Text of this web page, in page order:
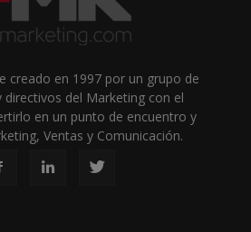
creado en 1997 por un grupo de
directivos del Marketing con el
en un punto de encuentro y
Ventas y Comunicación.